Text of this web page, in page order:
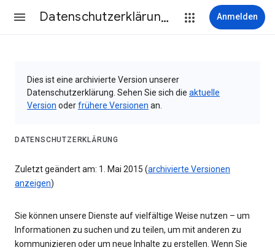
Datenschutzerklärung & Nutzungsbedingungen Anmelden
Dies ist eine archivierte Version unserer
Datenschutzerklärung. Sehen Sie sich die aktuelle
Version oderfrühere Versionen an.
DATENSCHUTZERKLÄRUNG
Zuletzt geändert am: 1. Mai 2015 (archivierte Versionen
anzeigen)
Sie können unsere Dienste auf vielfältige Weise nutzen – um
Informationen zu suchen und zu teilen, um mit anderen zu
kommunizieren oder um neue Inhalte zu erstellen. Wenn Sie